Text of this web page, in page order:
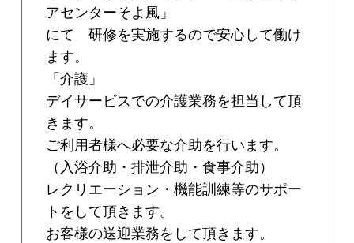
アセンターそよ風」
にて 研修を実施するので安心して働け
ます。
「介護」
デイサービスでの介護業務を担当して頂
きます。
ご利用者様へ必要な介助を行います。
（入浴介助・排泄介助・食事介助）
レクリエーション・機能訓練等のサポー
トをして頂きます。
お客様の送迎業務をして頂きます。